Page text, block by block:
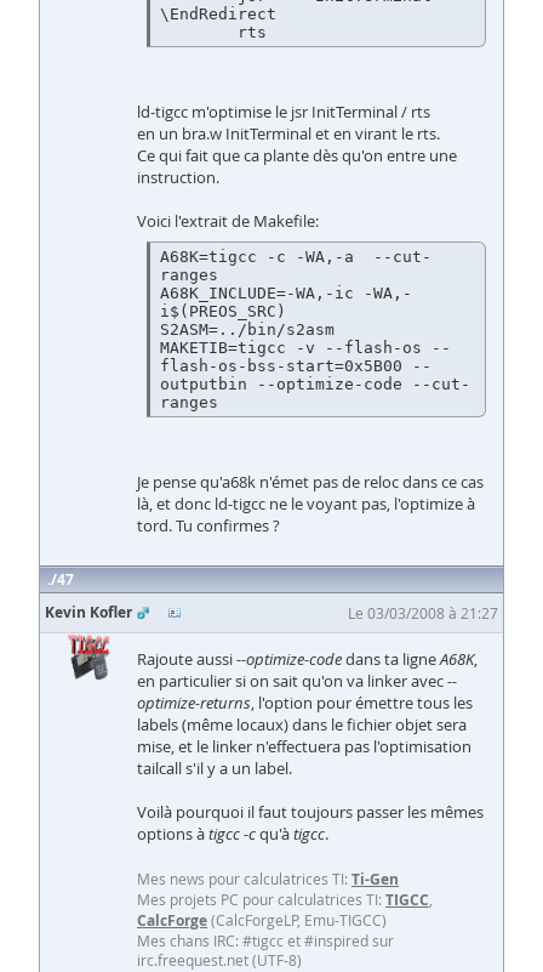
\EndRedirect
ld-tigcc m'optimise le jsr InitTerminal / rts
en un bra.w InitTerminal et en virant le rts.
Ce qui fait que ca plante dès qu'on entre une
instruction.
Voici l'extrait de Makefile:
A68K=tigcc -c -WA,-a  --cut-
ranges
A68K_INCLUDE=-WA,-ic -WA,-
i$(PREOS_SRC)
S2ASM=../bin/s2asm
MAKETIB=tigcc -v --flash-os --
flash-os-bss-start=0x5B00 --
outputbin --optimize-code --cut-
Je pense qu'a68k n'émet pas de reloc dans ce cas
là, et donc ld-tigcc ne le voyant pas, l'optimize à
tord. Tu confirmes ?
47
Kevin Kofler
Le 03/03/2008 à 21:27
Rajoute aussi--optimize-codedans ta ligneA68K,
en particulier si on sait qu'on va linker avec--
optimize-returns, l'option pour émettre tous les
labels (même locaux) dans le fichier objet sera
mise, et le linker n'effectuera pas l'optimisation
tailcall s'il y a un label.
Voilà pourquoi il faut toujours passer les mêmes
options àtigcc -cqu'àtigcc.
Mes news pour calculatrices TI: Ti-Gen
Mes projets PC pour calculatrices TI: TIGCC,
CalcForge(CalcForgeLP, Emu-TIGCC)
Mes chans IRC: #tigcc et #inspired sur
irc.freequest.net (UTF-8)